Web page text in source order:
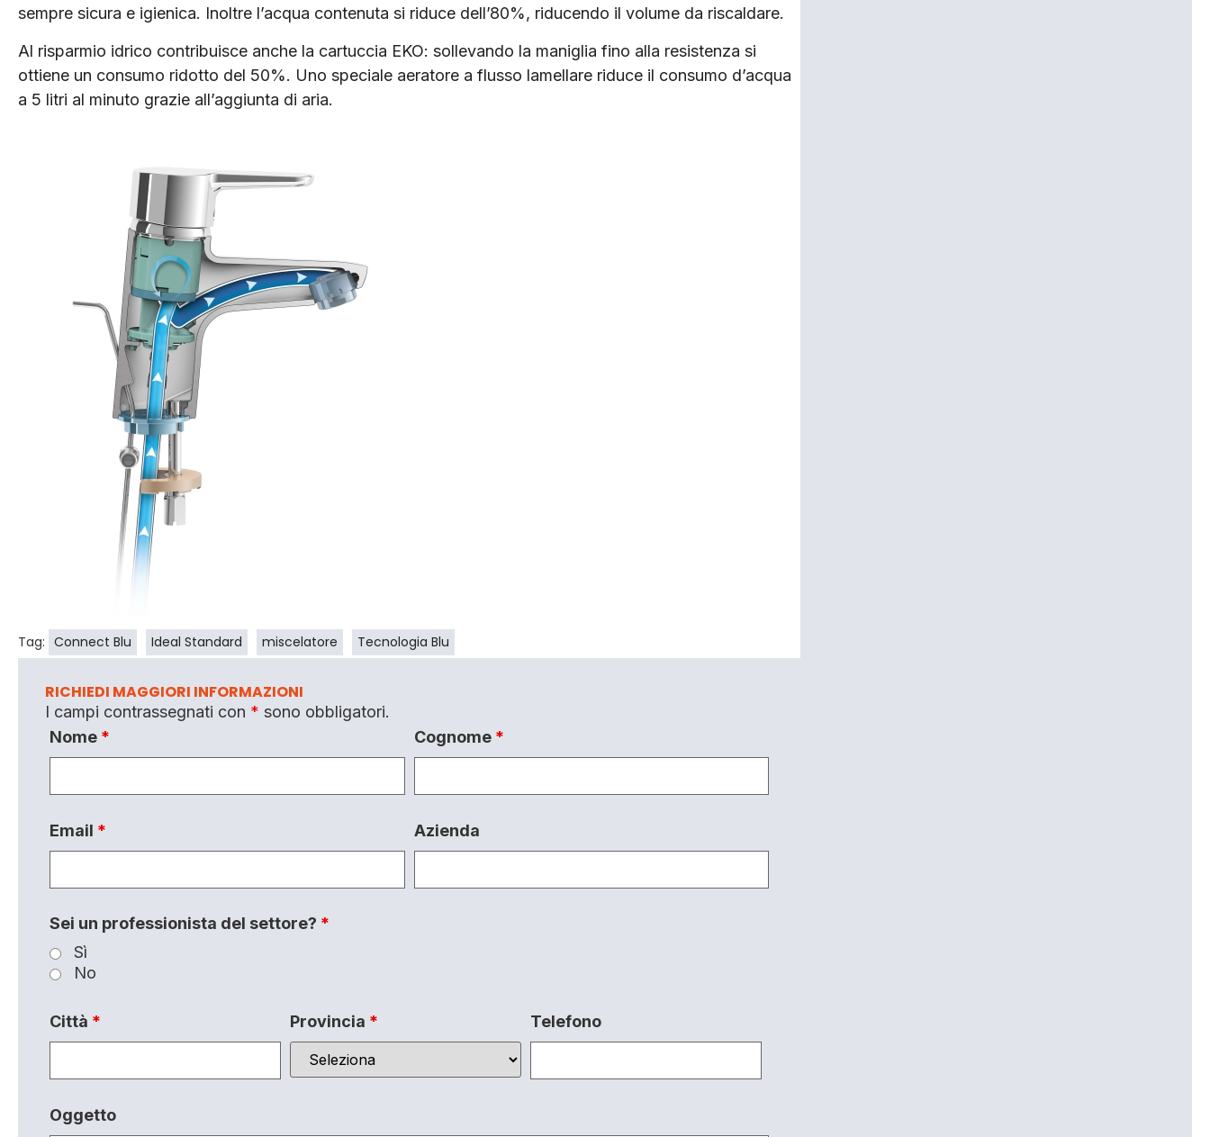
sempre sicura e igienica. Inoltre l’acqua contenuta si riduce dell’80%, riducendo il volume da riscaldare.
Al risparmio idrico contribuisce anche la cartuccia EKO: sollevando la maniglia fino alla resistenza si
ottiene un consumo ridotto del 50%. Uno speciale aeratore a flusso lamellare riduce il consumo d’acqua
a 5 litri al minuto grazie all’aggiunta di aria.
Tag: Connect Blu Ideal Standard miscelatore Tecnologia Blu
RICHIEDI MAGGIORI INFORMAZIONI
I campi contrassegnati con * sono obbligatori.
Nome * Cognome *
Email * Azienda
Sei un professionista del settore? *
Sì
No
Città * Provincia * Telefono
Oggetto